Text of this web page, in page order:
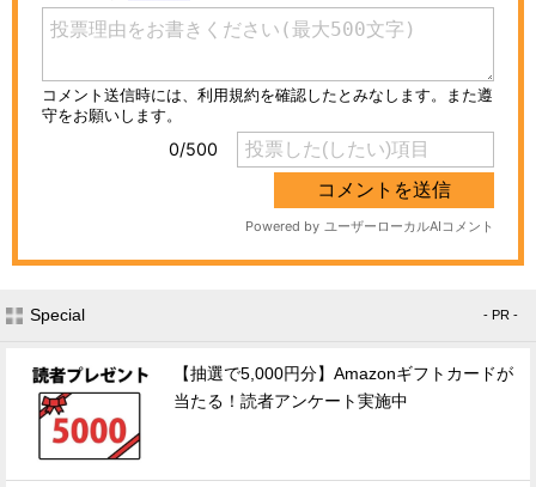
Special - PR -
【抽選で5,000円分】Amazonギフトカードが
当たる！読者アンケート実施中